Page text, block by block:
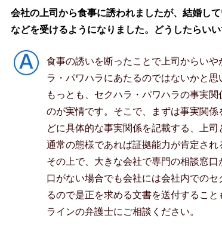
会社の上司から食事に誘われましたが、結婚し
などを受けるようになりました。どうしたらいい
食事の誘いを断ったことで上司からい
ラ・パワハラにあたるのではないかと思
もっとも、セクハラ・パワハラの事実
のが実情です。そこで、まずは事実関
どに具体的な事実関係を記載する、上
通常の態様であれば証拠能力が肯定され
その上で、大きな会社で専門の相談窓
口がない場合でも会社には会社内での
るので是正を求める文書を送付するこ
ラインの弁護士にご相談ください。